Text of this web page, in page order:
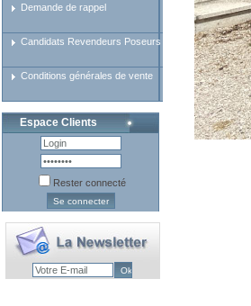
Demande de rappel
Candidats Revendeurs Poseurs
Conditions générales de vente
Espace Clients
Rester connecté